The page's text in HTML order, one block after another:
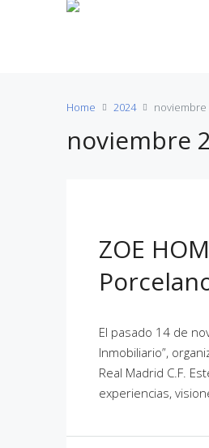
Home 2024 noviembre
noviembre
ZOE
El pasado 14 de
Inmobiliario”,
Real Madrid C.F.
experiencias,